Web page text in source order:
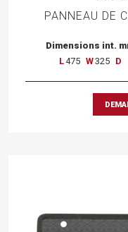
PANNEAU DE
Dimensions int.
L475 W325 D